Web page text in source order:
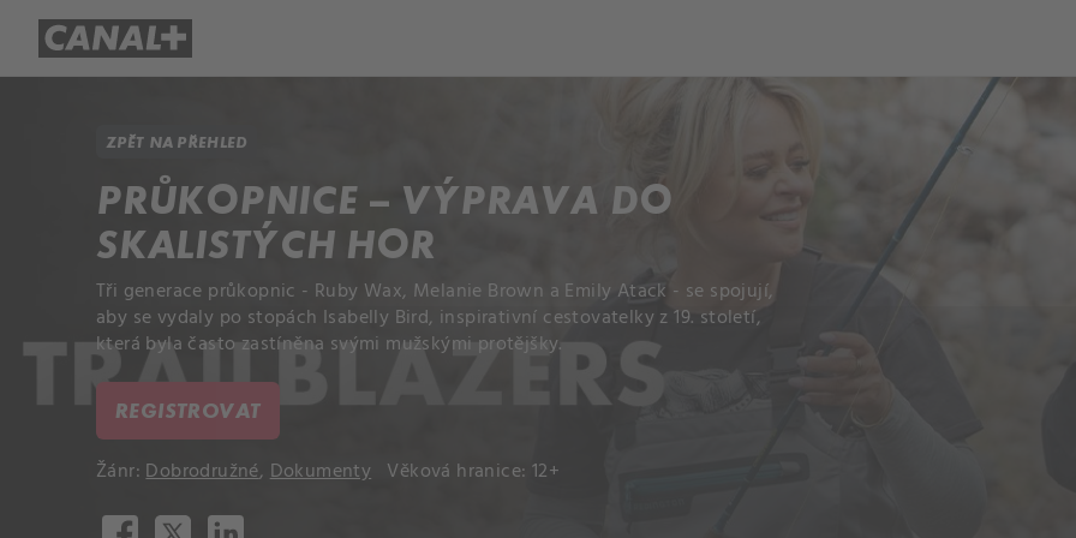
ZPĚT NA PŘEHLED
PRŮKOPNICE – VÝPRAVA DO
SKALISTÝCH HOR
Tři generace průkopnic - Ruby Wax, Melanie Brown a Emily Atack - se spojují,
aby se vydaly po stopách Isabelly Bird, inspirativní cestovatelky z 19. století,
která byla často zastíněna svými mužskými protějšky.
REGISTROVAT
Žánr:Dobrodružné, Dokumenty Věková hranice: 12+